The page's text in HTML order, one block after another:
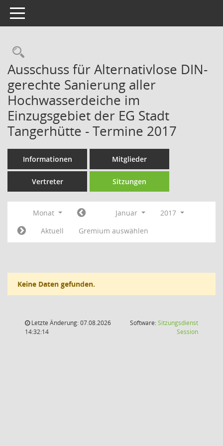
Toggle navigation
Rechercheauswahl
Ausschuss für Alternativlose DIN-
gerechte Sanierung aller
Hochwasserdeiche im
Einzugsgebiet der EG Stadt
Tangerhütte - Termine 2017
Informationen Mitglieder
Vertreter Sitzungen
Monat Januar
2017
Aktuell
Gremium auswählen
Keine Daten gefunden.
Letzte Änderung: 07.08.2026
14:32:14
Software:Sitzungsdienst
Session(Wird in